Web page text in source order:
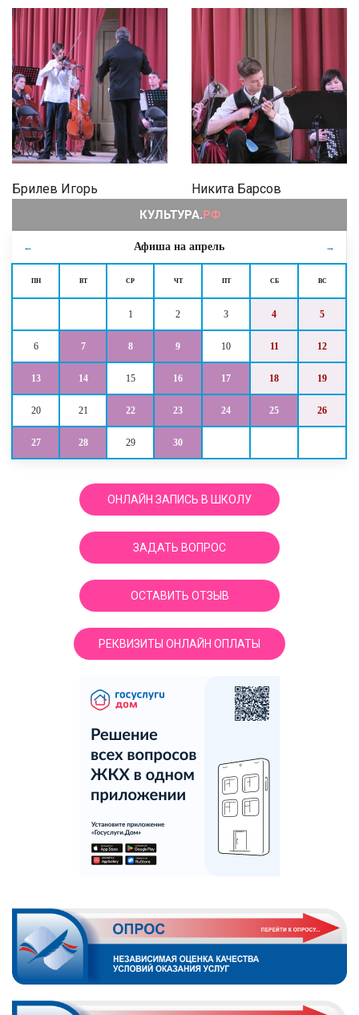
← Афиша на апрель →
ПН ВТ СР ЧТ ПТ СБ ВС
1 2 3 4 5
6 7 8 9 10 11 12
13 14 15 16 17 18 19
20 21 22 23 24 25 26
27 28 29 30
ОНЛАЙН ЗАПИСЬ В ШКОЛУ
ЗАДАТЬ ВОПРОС
ОСТАВИТЬ ОТЗЫВ
РЕКВИЗИТЫ ОНЛАЙН ОПЛАТЫ
Брилев Игорь Никита Барсов